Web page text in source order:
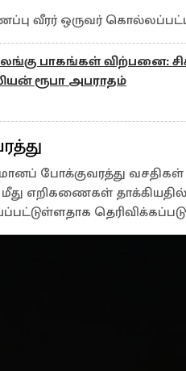
வீரர் ஒருவர்
பாகங்கள் விற்பனை:
ரூபா அபராதம்
போக்குவரத்து
எறிகணைகள்